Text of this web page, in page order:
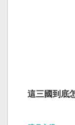
這三國到底